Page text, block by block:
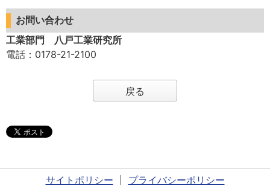
お問い合わせ
工業部門 八戸工業研究所
電話 ：0178-21-2100
戻る
サイトポリシー プライバシーポリシー